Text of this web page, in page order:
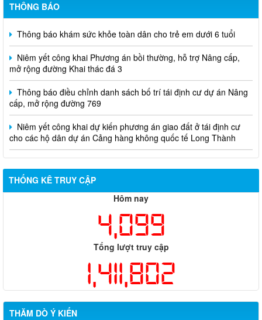
THÔNG BÁO
Thông báo khám sức khỏe toàn dân cho trẻ em dưới 6 tuổi
Niêm yết công khai Phương án bồi thường, hỗ trợ Nâng cấp,
mở rộng đường Khai thác đá 3
Thông báo điều chỉnh danh sách bố trí tái định cư dự án Nâng
cấp, mở rộng đường 769
Niêm yết công khai dự kiến phương án giao đất ở tái định cư
cho các hộ dân dự án Cảng hàng không quốc tế Long Thành
THỐNG KÊ TRUY CẬP
Hôm nay
4,099
Tổng lượt truy cập
1,411,802
THĂM DÒ Ý KIẾN